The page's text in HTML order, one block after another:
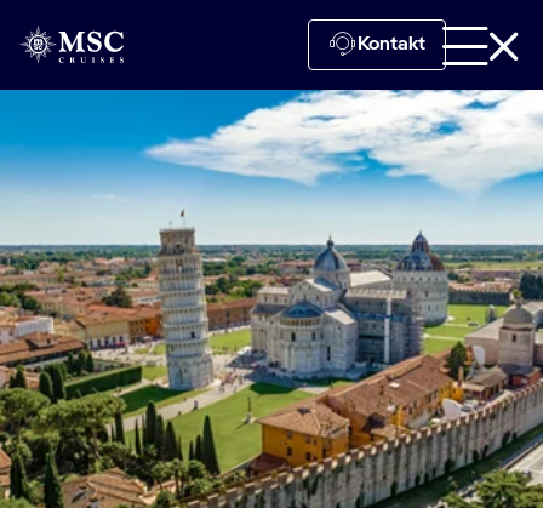
Kontakt